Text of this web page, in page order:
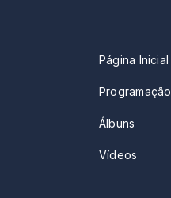
Página Inicial
Programação
Álbuns
Vídeos